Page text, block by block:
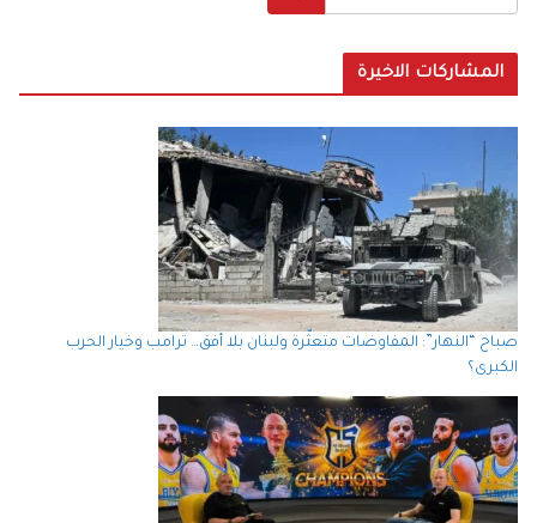
المشاركات الاخيرة
صباح “النهار”: المفاوضات متعثّرة ولبنان بلا أفق… ترامب وخيار الحرب
الكبرى؟